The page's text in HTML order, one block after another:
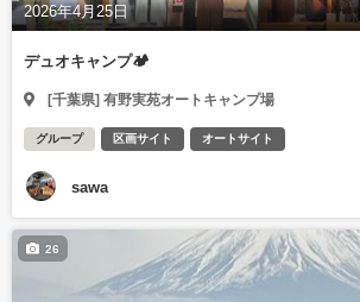
2026年4月25日
デュオキャンプ🏕️
[千葉県] 有野実苑オートキャンプ場
グループ 区画サイト オートサイト
sawa
26